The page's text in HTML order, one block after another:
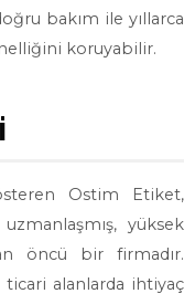
bakım ile yıllarca
koruyabilir.
Ostim Etiket,
yüksek
öncü bir firmadır.
alanlarda ihtiyaç